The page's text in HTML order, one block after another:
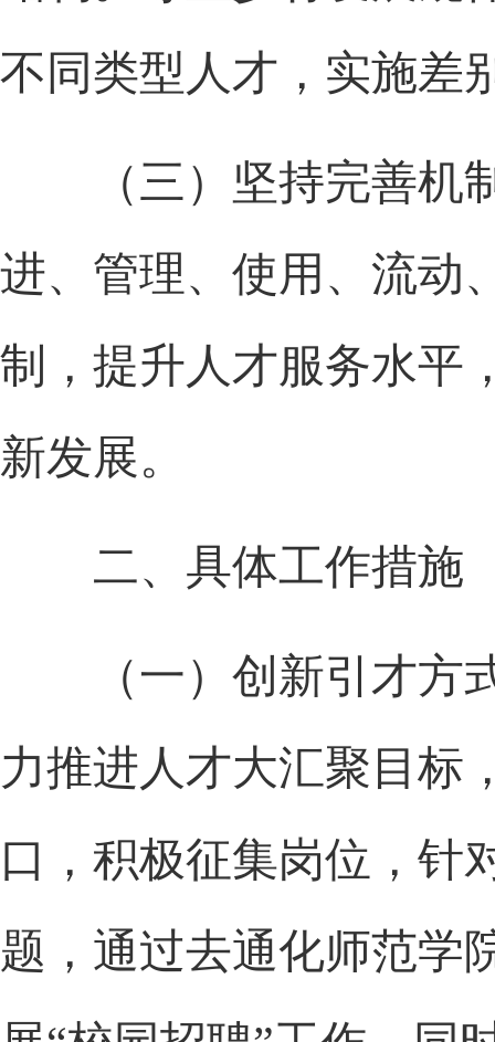
不同类型人才，实施差
（三）坚持完善机制
进、管理、使用、流动
制，提升人才服务水平
新发展。
二、具体工作措施
（一）创新引才方式
力推进人才大汇聚目标
口，积极征集岗位，针
题，通过去通化师范学